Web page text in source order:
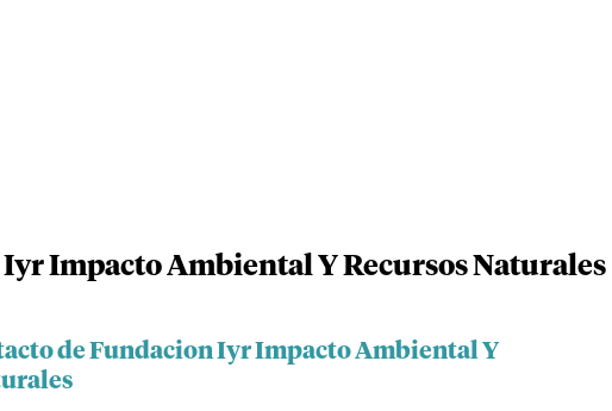
Impacto Ambiental Y Recursos Naturales
de Fundacion Iyr Impacto Ambiental Y